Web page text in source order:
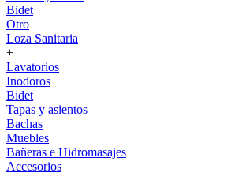
Bidet
Otro
Loza Sanitaria
+
Lavatorios
Inodoros
Bidet
Tapas y asientos
Bachas
Muebles
Bañeras e Hidromasajes
Accesorios